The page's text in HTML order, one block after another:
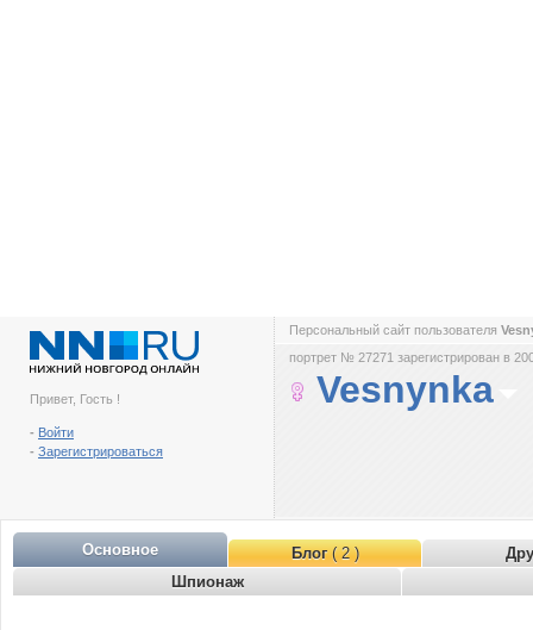
Привет, Гость !
- Войти
- Зарегистрироваться
Персональный сайт пользователя
портрет № 27271 зарегистрирован в
Vesnynka
Основное Блог( 2 )
Шпионаж